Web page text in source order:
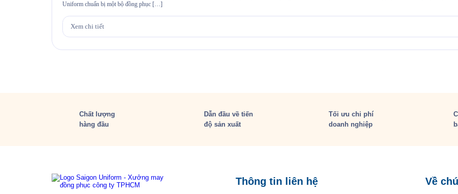
Uniform chuẩn bị một bộ đồng phục […]
Xem chi tiết
Chất lượng
hàng đầu
Dẫn đầu về tiến
độ sản xuất
Tối ưu chi phí
doanh nghiệp
Thông tin liên hệ Về